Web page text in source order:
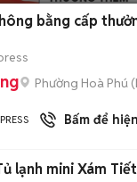
bằng cấp
Phường Hoà Phú (
Bấm để
lạnh mini Xám